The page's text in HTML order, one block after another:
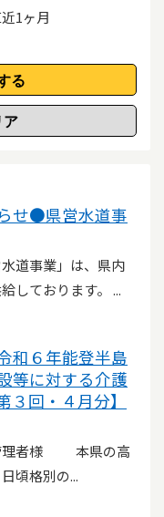
1ヶ月
せ●県営水道事
道事業」は、県内
しております。 ...
和６年能登半島
等に対する介護
回・４月分】
理者様 本県の高
頃格別の...